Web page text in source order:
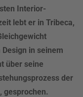
Interior-
lebt er in Tribeca,
in seinem
über seine
der
, gesprochen.